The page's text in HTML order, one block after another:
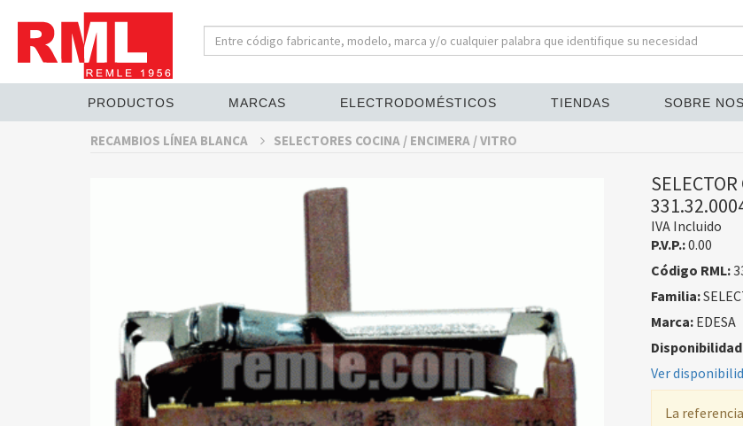
PRODUCTOS MARCAS ELECTRODOMÉSTICOS TIENDAS SOBRE
RECAMBIOS LÍNEA BLANCA SELECTORES COCINA / ENCIMERA / VITRO
IVA Incluido
P.V.P.:0.00
Código RML:
Familia:
Marca:EDESA
Ver
La